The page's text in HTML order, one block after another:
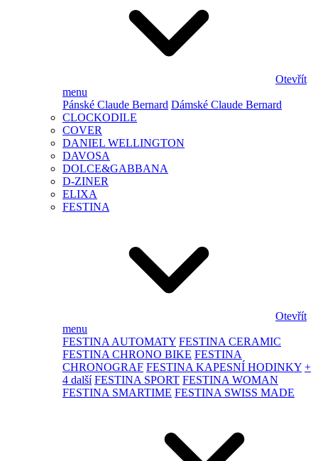
Otevřít
menu
Pánské Claude Bernard Dámské Claude Bernard
CLOCKODILE
COVER
DANIEL WELLINGTON
DAVOSA
DOLCE&GABBANA
D-ZINER
ELIXA
FESTINA
Otevřít
menu
FESTINA AUTOMATY FESTINA CERAMIC
FESTINA CHRONO BIKE FESTINA
CHRONOGRAF FESTINA KAPESNÍ HODINKY +
4 další FESTINA SPORT FESTINA WOMAN
FESTINA SMARTIME FESTINA SWISS MADE